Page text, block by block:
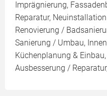
Imprägnierung,
Reparatur,
Renovierung /
Sanierung / Umbau,
Küchenplanung &
Ausbesserung /